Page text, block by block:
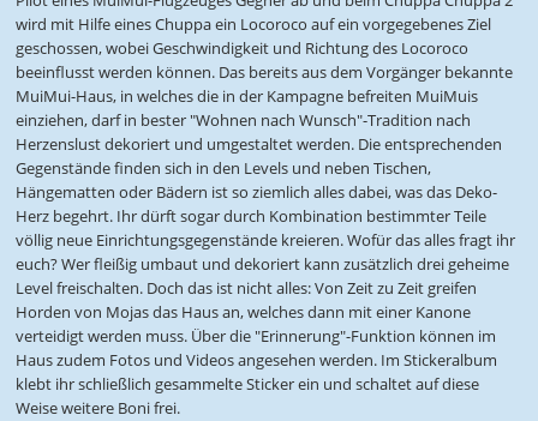
wird mit Hilfe eines Chuppa ein Locoroco auf ein vorgegebenes Ziel
geschossen, wobei Geschwindigkeit und Richtung des Locoroco
beeinflusst werden können. Das bereits aus dem Vorgänger bekannte
MuiMui-Haus, in welches die in der Kampagne befreiten MuiMuis
einziehen, darf in bester "Wohnen nach Wunsch"-Tradition nach
Herzenslust dekoriert und umgestaltet werden. Die entsprechenden
Gegenstände finden sich in den Levels und neben Tischen,
Hängematten oder Bädern ist so ziemlich alles dabei, was das Deko-
Herz begehrt. Ihr dürft sogar durch Kombination bestimmter Teile
völlig neue Einrichtungsgegenstände kreieren. Wofür das alles fragt ihr
euch? Wer fleißig umbaut und dekoriert kann zusätzlich drei geheime
Level freischalten. Doch das ist nicht alles: Von Zeit zu Zeit greifen
Horden von Mojas das Haus an, welches dann mit einer Kanone
verteidigt werden muss. Über die "Erinnerung"-Funktion können im
Haus zudem Fotos und Videos angesehen werden. Im Stickeralbum
klebt ihr schließlich gesammelte Sticker ein und schaltet auf diese
Weise weitere Boni frei.